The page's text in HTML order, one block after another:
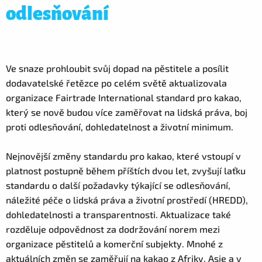
odlesňování
Ve snaze prohloubit svůj dopad na pěstitele a posílit
dodavatelské řetězce po celém světě aktualizovala
organizace Fairtrade International standard pro kakao,
který se nově budou více zaměřovat na lidská práva, boj
proti odlesňování, dohledatelnost a životní minimum.
Nejnovější změny standardu pro kakao, které vstoupí v
platnost postupně během příštích dvou let, zvyšují laťku
standardu o další požadavky týkající se odlesňování,
náležité péče o lidská práva a životní prostředí (HREDD),
dohledatelnosti a transparentnosti. Aktualizace také
rozděluje odpovědnost za dodržování norem mezi
organizace pěstitelů a komerční subjekty. Mnohé z
aktuálních změn se zaměřují na kakao z Afriky, Asie a v